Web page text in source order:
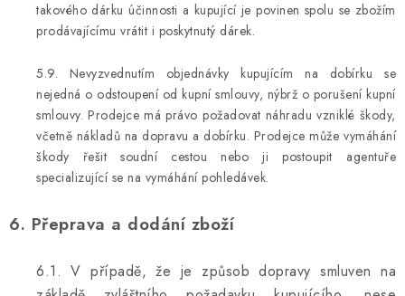
takového dárku účinnosti a kupující je povinen spolu se zbožím
prodávajícímu vrátit i poskytnutý dárek.
5.9. Nevyzvednutím objednávky kupujícím na dobírku se
nejedná o odstoupení od kupní smlouvy, nýbrž o porušení kupní
smlouvy. Prodejce má právo požadovat náhradu vzniklé škody,
včetně nákladů na dopravu a dobírku. Prodejce může vymáhání
škody řešit soudní cestou nebo ji postoupit agentuře
specializující se na vymáhání pohledávek.
6. Přeprava a dodání zboží
6.1. V případě, že je způsob dopravy smluven na